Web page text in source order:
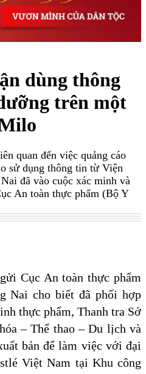
dùng thông
trên một
quan đến việc quảng cáo
sử dụng thông tin từ Viện
đã vào cuộc xác minh và
An toàn thực phẩm (Bộ Y
Cục An toàn thực phẩm
Nai cho biết đã phối hợp
thực phẩm, Thanh tra Sở
– Thể thao – Du lịch và
bản để làm việc với đại
Việt Nam tại Khu công